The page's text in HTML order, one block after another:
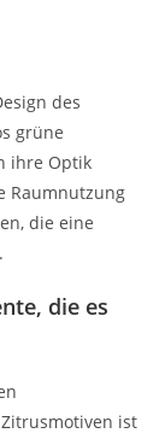
des
grüne
ihre Optik
Raumnutzung
die eine
die es
ist